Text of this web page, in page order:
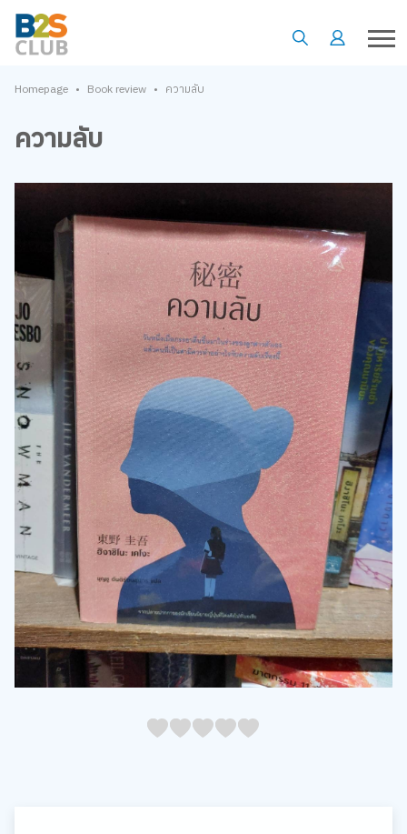
Homepage • Book review • ความลับ
ความลับ
45
4
35
3
25
2
15
1
05